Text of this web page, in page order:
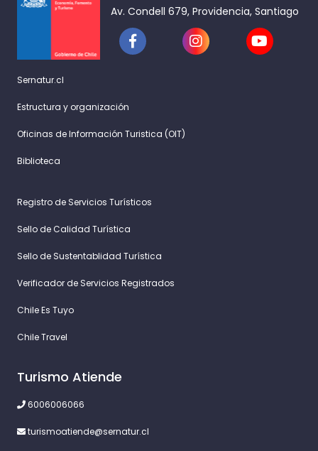
Av. Condell 679, Providencia, Santiago
Sernatur.cl
Estructura y organización
Oficinas de Información Turistica (OIT)
Biblioteca
Registro de Servicios Turísticos
Sello de Calidad Turística
Sello de Sustentablidad Turística
Verificador de Servicios Registrados
Chile Es Tuyo
Chile Travel
Turismo Atiende
6006006066
turismoatiende@sernatur.cl